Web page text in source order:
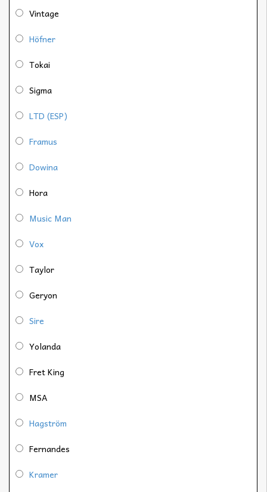
Vintage
Höfner
Tokai
Sigma
LTD (ESP)
Framus
Dowina
Hora
Music Man
Vox
Taylor
Geryon
Sire
Yolanda
Fret King
MSA
Hagström
Fernandes
Kramer